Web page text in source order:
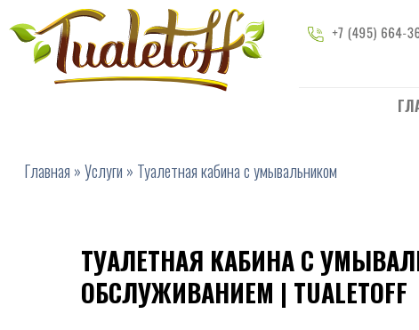
Главная »Услуги » Туалетная кабина с умывальником
ТУАЛЕТНАЯ КАБИНА С
ОБСЛУЖИВАНИЕМ | TUALETOFF